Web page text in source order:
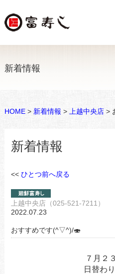
新着情報
HOME> 新着情報 > 上越中央店>
新着情報
<< ひとつ前へ戻る
上越中央店（025-521-7211）
2022.07.23
おすすめです(^▽^)/🍣
７月２３
日替わ